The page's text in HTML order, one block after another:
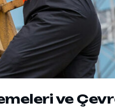
ve